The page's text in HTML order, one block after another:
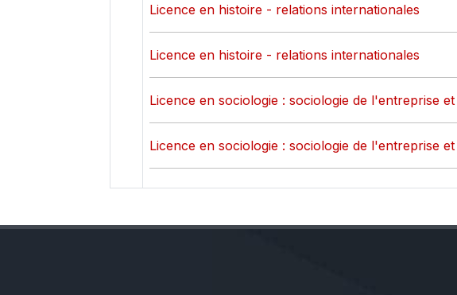
Licence en histoire - relations internationales
Licence en histoire - relations internationales
Licence en sociologie : sociologie de l'entreprise
Licence en sociologie : sociologie de l'entreprise